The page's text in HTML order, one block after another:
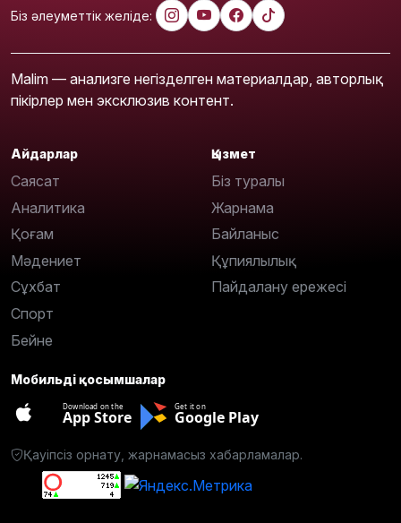
Біз әлеуметтік желіде:
Malim — анализге негізделген материалдар, авторлық
пікірлер мен эксклюзив контент.
Айдарлар
Саясат
Аналитика
Қоғам
Мәдениет
Сұхбат
Спорт
Бейне
Қызмет
Біз туралы
Жарнама
Байланыс
Құпиялылық
Пайдалану ережесі
Мобильді қосымшалар
Download on the
App Store
Get it on
Google Play
Қауіпсіз орнату, жарнамасыз хабарламалар.